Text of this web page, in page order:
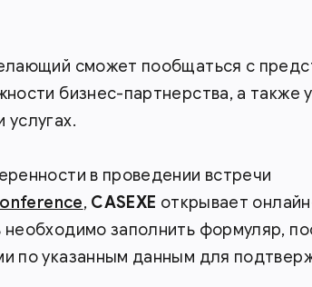
сможет пообщаться с
бизнес-партнерства, а также
в проведении встречи
, CASEXE открывает
заполнить формуляр,
по указанным данным для